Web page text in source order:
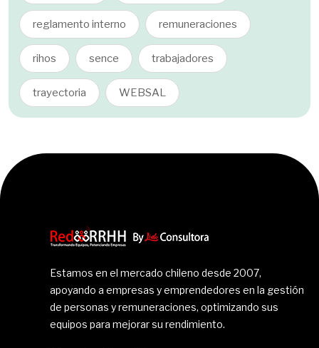
reglamento interno remuneraciones
rihos sence trabajadores
trayectoria WEBSAL
Estamos en el mercado chileno desde 2007,
apoyando a empresas y emprendedores en la gestión
de personas y remuneraciones, optimizando sus
equipos para mejorar su rendimiento.